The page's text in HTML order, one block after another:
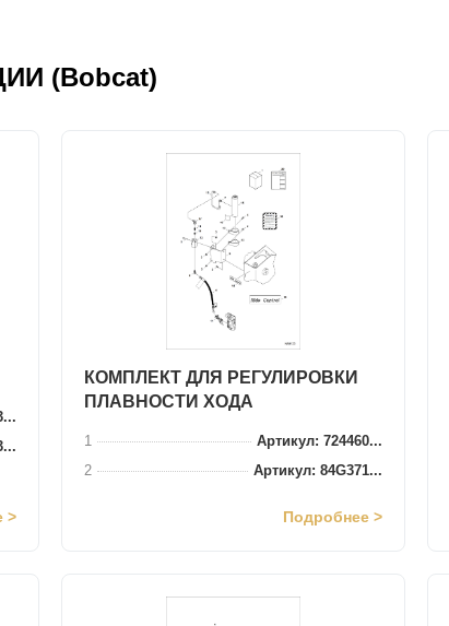
(Bobcat)
>
КОМПЛЕКТ ДЛЯ РЕГУЛИРОВКИ
ПЛАВНОСТИ ХОДА
1
Артикул: 724460...
2
Артикул: 84G371...
Подробнее >